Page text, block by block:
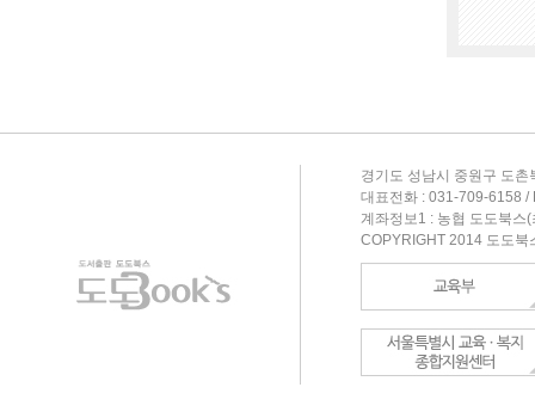
경기도 성남시 중원구 도촌
대표전화 : 031-709-6158 /
계좌정보1 : 농협 도도북
COPYRIGHT 2014 도도북